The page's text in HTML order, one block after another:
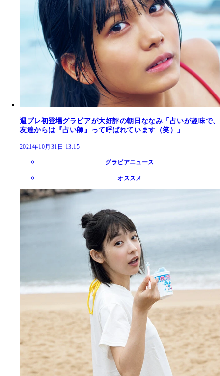
週プレ初登場グラビアが大好評の朝日ななみ「占いが趣味で、
友達からは『占い師』って呼ばれています（笑）」
2021年10月31日 13:15
グラビアニュース
オススメ